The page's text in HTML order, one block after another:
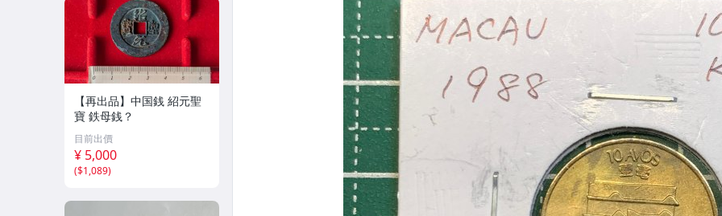
【再出品】中国銭 紹元聖
寶 鉄母銭？
目前出價
¥ 5,000
($1,089)